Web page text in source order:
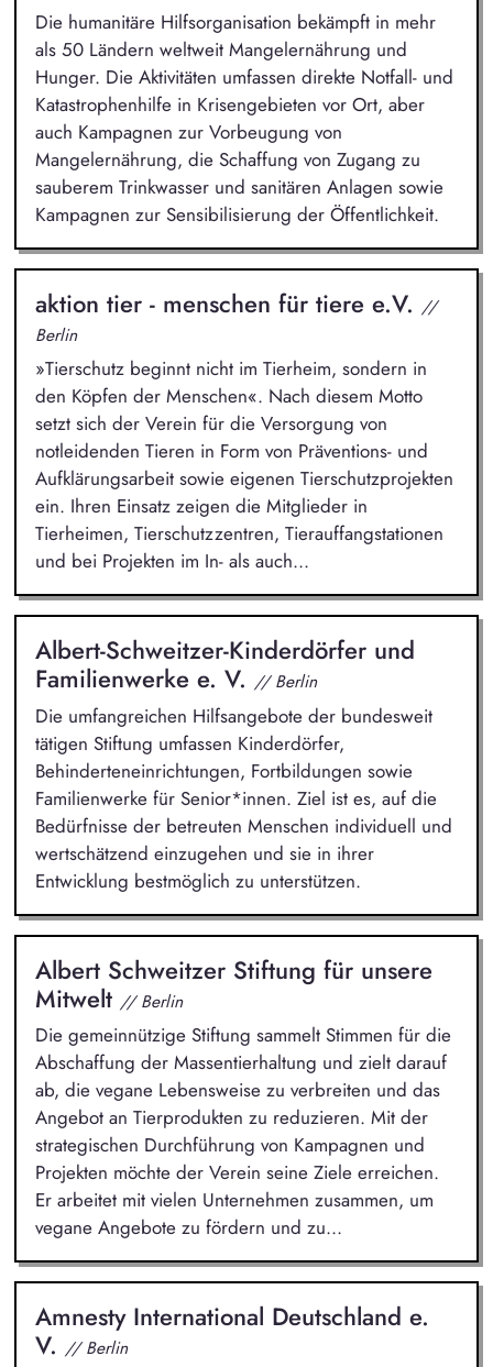
Die humanitäre Hilfsorganisation bekämpft in mehr
als 50 Ländern weltweit Mangelernährung und
Hunger. Die Aktivitäten umfassen direkte Notfall- und
Katastrophenhilfe in Krisengebieten vor Ort, aber
auch Kampagnen zur Vorbeugung von
Mangelernährung, die Schaffung von Zugang zu
sauberem Trinkwasser und sanitären Anlagen sowie
Kampagnen zur Sensibilisierung der Öffentlichkeit.
aktion tier - menschen für tiere e.V. //
Berlin
»Tierschutz beginnt nicht im Tierheim, sondern in
den Köpfen der Menschen«. Nach diesem Motto
setzt sich der Verein für die Versorgung von
notleidenden Tieren in Form von Präventions- und
Aufklärungsarbeit sowie eigenen Tierschutzprojekten
ein. Ihren Einsatz zeigen die Mitglieder in
Tierheimen, Tierschutzzentren, Tierauffangstationen
und bei Projekten im In- als auch...
Albert-Schweitzer-Kinderdörfer und
Familienwerke e. V. // Berlin
Die umfangreichen Hilfsangebote der bundesweit
tätigen Stiftung umfassen Kinderdörfer,
Behinderteneinrichtungen, Fortbildungen sowie
Familienwerke für Senior*innen. Ziel ist es, auf die
Bedürfnisse der betreuten Menschen individuell und
wertschätzend einzugehen und sie in ihrer
Entwicklung bestmöglich zu unterstützen.
Albert Schweitzer Stiftung für unsere
Mitwelt // Berlin
Die gemeinnützige Stiftung sammelt Stimmen für die
Abschaffung der Massentierhaltung und zielt darauf
ab, die vegane Lebensweise zu verbreiten und das
Angebot an Tierprodukten zu reduzieren. Mit der
strategischen Durchführung von Kampagnen und
Projekten möchte der Verein seine Ziele erreichen.
Er arbeitet mit vielen Unternehmen zusammen, um
vegane Angebote zu fördern und zu...
Amnesty International Deutschland e.
V. // Berlin